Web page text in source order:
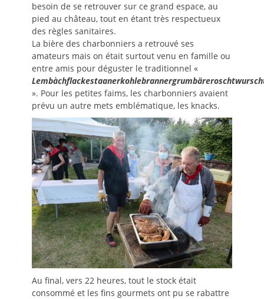
besoin de se retrouver sur ce grand espace, au
pied au château, tout en étant très respectueux
des règles sanitaires.
La bière des charbonniers a retrouvé ses
amateurs mais on était surtout venu en famille ou
entre amis pour déguster le traditionnel «
». Pour les petites faims, les charbonniers avaient
prévu un autre mets emblématique, les knacks.
Au final, vers 22 heures, tout le stock était
consommé et les fins gourmets ont pu se rabattre